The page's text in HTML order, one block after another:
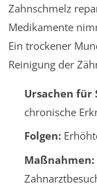
Zahnschmelz
Medikamente
Ein trockener
Reinigung der
Ursachen für
chronische
Folgen:
Maßnahmen: